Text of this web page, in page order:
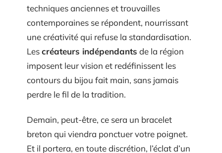
techniques anciennes et trouvailles
contemporaines se répondent, nourrissant
une créativité qui refuse la standardisation.
Lescréateurs indépendants de la région
imposent leur vision et redéfinissent les
contours du bijou fait main, sans jamais
perdre le fil de la tradition.
Demain, peut-être, ce sera un bracelet
breton qui viendra ponctuer votre poignet.
Et il portera, en toute discrétion, l’éclat d’un